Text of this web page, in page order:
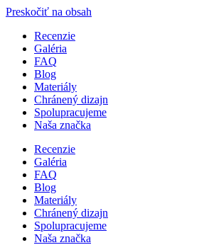
Preskočiť na obsah
Recenzie
Galéria
FAQ
Blog
Materiály
Chránený dizajn
Spolupracujeme
Naša značka
Recenzie
Galéria
FAQ
Blog
Materiály
Chránený dizajn
Spolupracujeme
Naša značka